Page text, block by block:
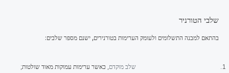
שלבי הטורניר
בהתאם למבנה התשלומים ולעומק הערימות בטורנירים, ישנם מספר שלבים:
שלב מוקדם כאשר ערימות עמוקות מאוד שולטות;